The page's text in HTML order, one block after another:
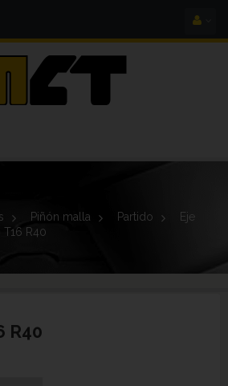
> Piñón malla > Partido >
Eje
T16 R40
R40